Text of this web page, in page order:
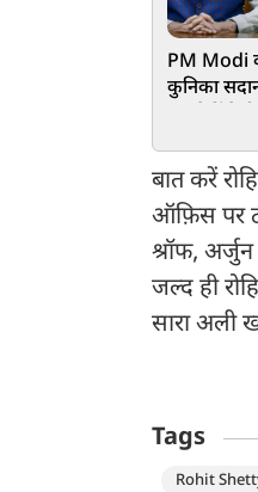
PM Modi
कुनिका
बात करें
ऑफ़िस पर
श्रॉफ,
जल्द ही
सारा अली
Tags
Rohit